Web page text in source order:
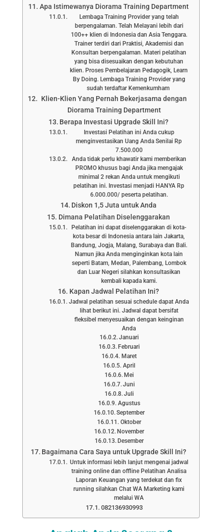
Apa Istimewanya Diorama Training Department
Lembaga Training Provider yang telah
berpengalaman. Telah Melayani lebih dari
100++ klien di Indonesia dan Asia Tenggara.
Trainer terdiri dari Praktisi, Akademisi dan
Konsultan berpengalaman. Materi pelatihan
yang bisa disesuaikan dengan kebutuhan
klien. Proses Pembelajaran Pedagogik, Learn
By Doing. Lembaga Training Provider yang
sudah terdaftar Kemenkumham
Klien-Klien Yang Pernah Bekerjasama dengan
Diorama Training Department
Berapa Investasi Upgrade Skill Ini?
Investasi Pelatihan ini Anda cukup
menginvestasikan Uang Anda Senilai Rp
7.500.000
Anda tidak perlu khawatir kami memberikan
PROMO khusus bagi Anda jika mengajak
minimal 2 rekan Anda untuk mengikuti
pelatihan ini. Investasi menjadi HANYA Rp
6.000.000/ peserta pelatihan.
Diskon 1,5 Juta untuk Anda
Dimana Pelatihan Diselenggarakan
Pelatihan ini dapat diselenggarakan di kota-
kota besar di Indonesia antara lain Jakarta,
Bandung, Jogja, Malang, Surabaya dan Bali.
Namun jika Anda menginginkan kota lain
seperti Batam, Medan, Palembang, Lombok
dan Luar Negeri silahkan konsultasikan
kembali kapada kami.
Kapan Jadwal Pelatihan Ini?
Jadwal pelatihan sesuai schedule dapat Anda
lihat berikut ini. Jadwal dapat bersifat
fleksibel menyesuaikan dengan keinginan
Anda
Januari
Februari
Maret
April
Mei
Juni
Juli
Agustus
September
Oktober
November
Desember
Bagaimana Cara Saya untuk Upgrade Skill Ini?
Untuk informasi lebih lanjut mengenai jadwal
training online dan offline Pelatihan Analisa
Laporan Keuangan yang terdekat dan fix
running silahkan Chat WA Marketing kami
melalui WA
082136930993